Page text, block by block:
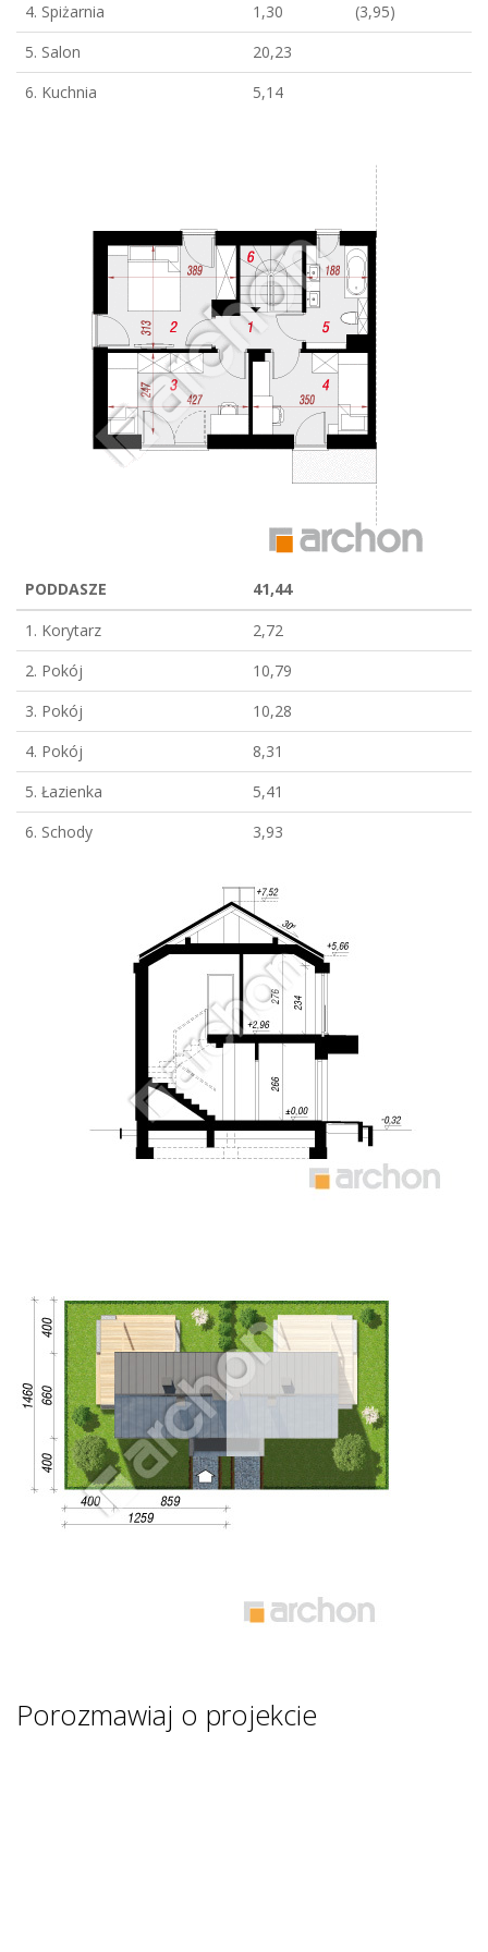
4. Spiżarnia 1,30
(3,95)
5. Salon
20,23
6. Kuchnia
5,14
PODDASZE
41,44
1. Korytarz
2,72
2. Pokój
10,79
3. Pokój
10,28
4. Pokój
8,31
5. Łazienka
5,41
6. Schody
3,93
Porozmawiaj o projekcie